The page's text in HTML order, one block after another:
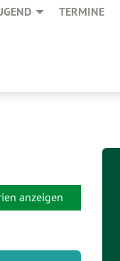
TERMINE
anzeigen